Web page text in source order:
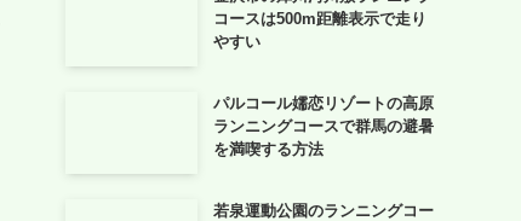
コースは500m距離表示で走り
やすい
パルコール嬬恋リゾートの高原
ランニングコースで群馬の避暑
を満喫する方法
若泉運動公園のランニングコー